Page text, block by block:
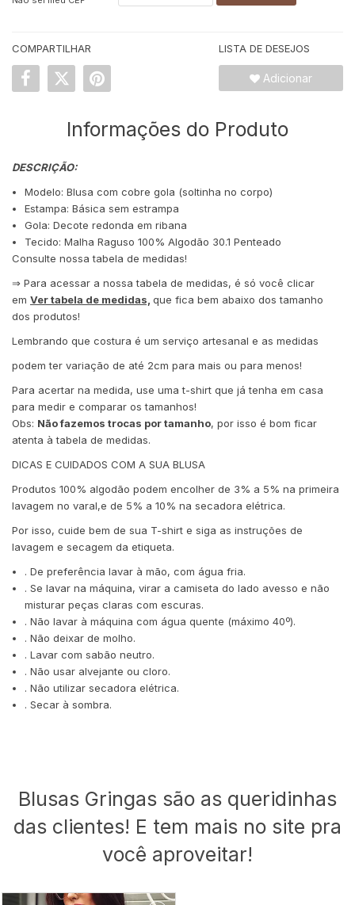
COMPARTILHAR LISTA DE DESEJOS
Adicionar
Informações do Produto
DESCRIÇÃO:
Modelo: Blusa com cobre gola (soltinha no corpo)
Estampa: Básica sem estrampa
Gola: Decote redonda em ribana
Tecido: Malha Raguso 100% Algodão 30.1 Penteado
Consulte nossa tabela de medidas!
⇒ Para acessar a nossa tabela de medidas, é só você clicar
em Ver tabela de medidas, que fica bem abaixo dos tamanho
dos produtos!
Lembrando que costura é um serviço artesanal e as medidas
podem ter variação de até 2cm para mais ou para menos!
Para acertar na medida, use uma t-shirt que já tenha em casa
para medir e comparar os tamanhos!
Obs: Não fazemos trocas por tamanho, por isso é bom ficar
atenta à tabela de medidas.
DICAS E CUIDADOS COM A SUA BLUSA
Produtos 100% algodão podem encolher de 3% a 5% na primeira
lavagem no varal,e de 5% a 10% na secadora elétrica.
Por isso, cuide bem de sua T-shirt e siga as instruções de
lavagem e secagem da etiqueta.
. De preferência lavar à mão, com água fria.
. Se lavar na máquina, virar a camiseta do lado avesso e não
misturar peças claras com escuras.
. Não lavar à máquina com água quente (máximo 40º).
. Não deixar de molho.
. Lavar com sabão neutro.
. Não usar alvejante ou cloro.
. Não utilizar secadora elétrica.
. Secar à sombra.
Blusas Gringas são as queridinhas
das clientes! E tem mais no site pra
você aproveitar!